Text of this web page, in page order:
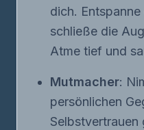
dich.
schließe die
Atme tief und
Mutmacher:
persönlichen
Selbstvertrauen